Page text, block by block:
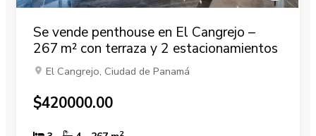
Se vende penthouse en El Cangrejo –
267 m² con terraza y 2 estacionamientos
El Cangrejo, Ciudad de Panamá
$420000.00
2